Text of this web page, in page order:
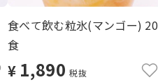
食べて飲む粒氷(マンゴー) 20
食
¥ 1,890 税抜